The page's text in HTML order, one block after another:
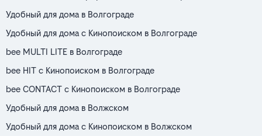
Удобный для дома в Волгограде
Удобный для дома с Кинопоиском в Волгограде
bee MULTI LITE в Волгограде
bee HIT с Кинопоиском в Волгограде
bee CONTACT с Кинопоиском в Волгограде
Удобный для дома в Волжском
Удобный для дома с Кинопоиском в Волжском